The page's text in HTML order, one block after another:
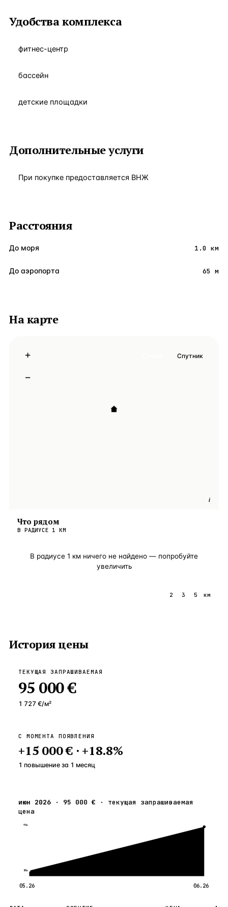
Удобства комплекса
фитнес-центр
бассейн
детские площадки
Дополнительные услуги
При покупке предоставляется ВНЖ
Расстояния
До моря 1.0 км
До аэропорта 65 м
На карте
i
+
−
Спутник
Что рядом
В РАДИУСЕ 1 КМ
В радиусе 1 км ничего не найдено — попробуйте
увеличить
2 3 5 км
История цены
ТЕКУЩАЯ ЗАПРАШИВАЕМАЯ
95 000 €
1 727 €/м²
С МОМЕНТА ПОЯВЛЕНИЯ
+15 000 €· +18.8%
1 повышение за 1 месяц
июн 2026 · 95 000 € · текущая запрашиваемая
цена
95к
80к
05.26 06.26